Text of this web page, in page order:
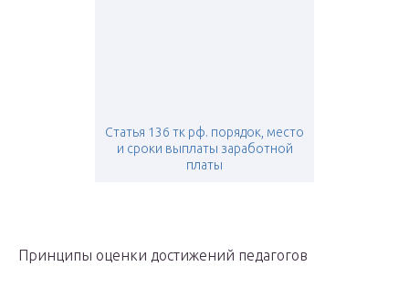
Статья 136 тк рф. порядок, место
и сроки выплаты заработной
платы
Принципы оценки достижений педагогов